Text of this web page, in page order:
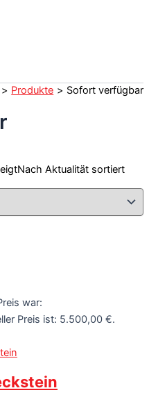
Produkte Sofort verfügbar
Nach Aktualität sortiert
war:
Preis ist: 5.500,00 €.